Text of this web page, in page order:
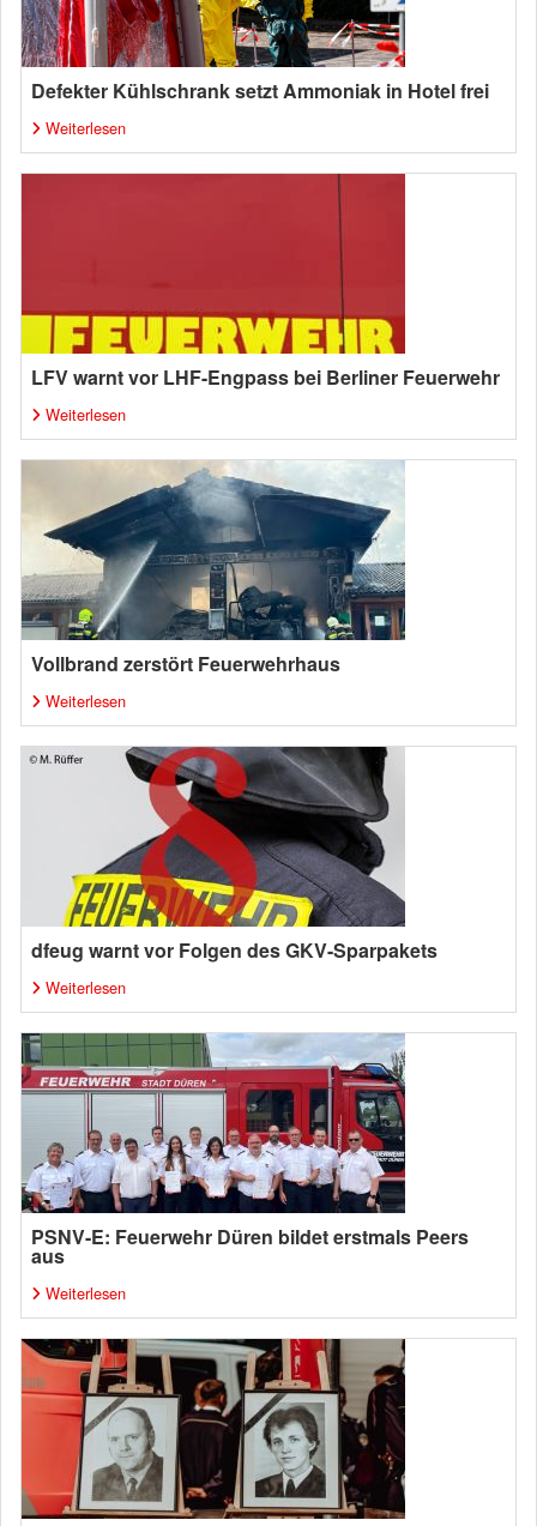
Defekter Kühlschrank setzt Ammoniak in Hotel frei
Weiterlesen
LFV warnt vor LHF-Engpass bei Berliner Feuerwehr
Weiterlesen
Vollbrand zerstört Feuerwehrhaus
Weiterlesen
dfeug warnt vor Folgen des GKV-Sparpakets
Weiterlesen
PSNV-E: Feuerwehr Düren bildet erstmals Peers
aus
Weiterlesen